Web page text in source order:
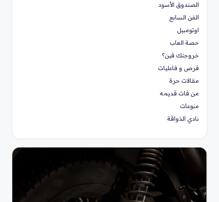
الصندوق الأسود
الفن السابع
اوتومبيل
حصة العاب
خروجتك فين؟
فرص و فاعليات
مقالات حرة
من فات قديمه
منوعات
نادي الذواقة